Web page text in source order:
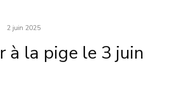
2 juin 2025
à la pige le 3 juin